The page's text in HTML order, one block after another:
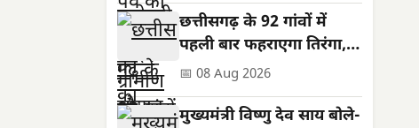
छत्तीसगढ़ के 92 गांवों में
पहली बार फहराएगा तिरंगा,
शहीदों को सम्मान
📅 08 Aug 2026
मुख्यमंत्री विष्णु देव साय बोले-